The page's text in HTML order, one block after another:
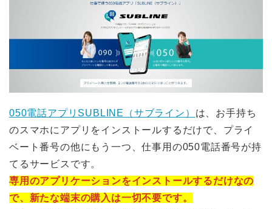
050電話アプリSUBLINE（サブライン） は、お手持ち
のスマホにアプリをインストールするだけで、プライ
ベート番号の他にもう一つ、仕事用の050電話番号が持
てるサービスです。
専用のアプリケーションをインストールするだけなの
で、新たな端末の購入は一切不要です。